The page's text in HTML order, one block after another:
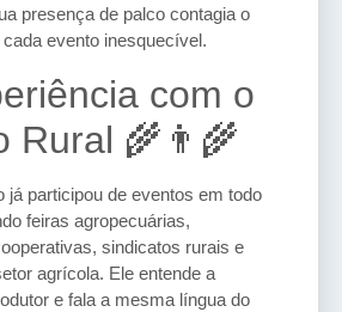
presença de palco contagia o
evento inesquecível.
com o
Rural 🌾👨‍🌾
já participou de eventos em todo
feiras agropecuárias,
sindicatos rurais e
agrícola. Ele entende a
e fala a mesma língua do